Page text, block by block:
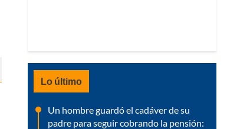
Lo último
Un hombre guardó el cadáver de su
padre para seguir cobrando la pensión: